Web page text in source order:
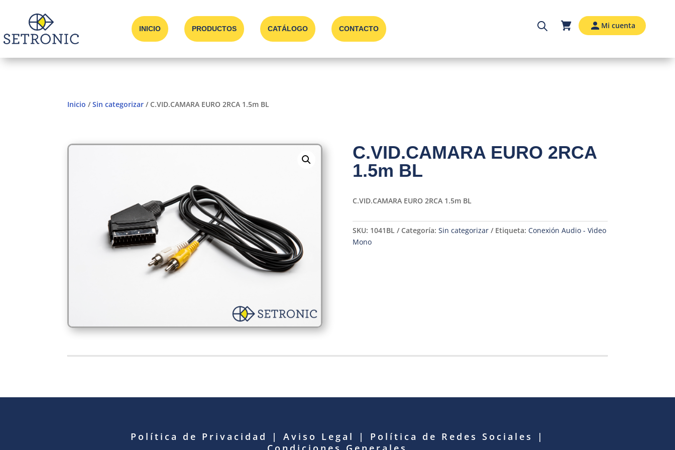
INICIO PRODUCTOS CATÁLOGO CONTACTO Mi cuenta
Inicio /Sin categorizar / C.VID.CAMARA EURO 2RCA 1.5m BL
C.VID.CAMARA EURO 2RCA
1.5m BL
C.VID.CAMARA EURO 2RCA 1.5m BL
SKU: 1041BL Categoría: Sin categorizar Etiqueta: Conexión Audio - Video
Mono
Política de Privacidad | Aviso Legal | Política de Redes Sociales
|